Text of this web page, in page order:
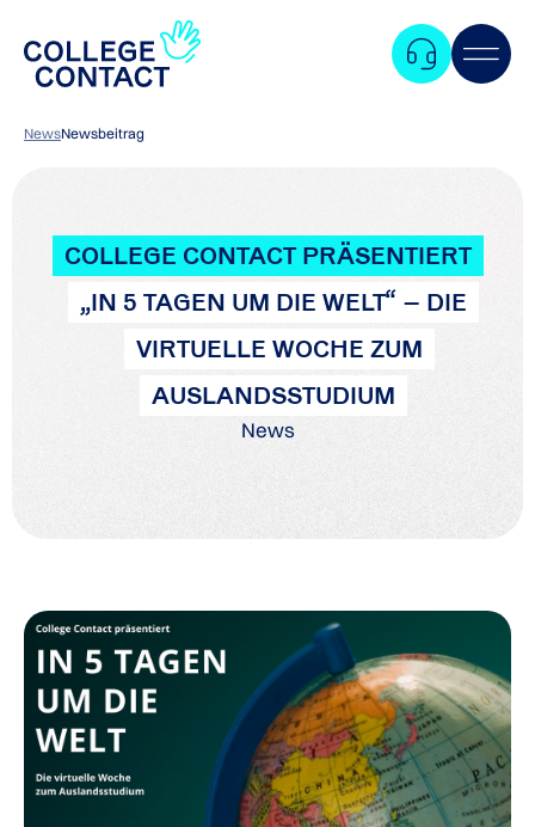
NewsNewsbeitrag
COLLEGE CONTACT PRÄSENTIERT
„IN 5 TAGEN UM DIE WELT“ – DIE
VIRTUELLE WOCHE ZUM
AUSLANDSSTUDIUM
News